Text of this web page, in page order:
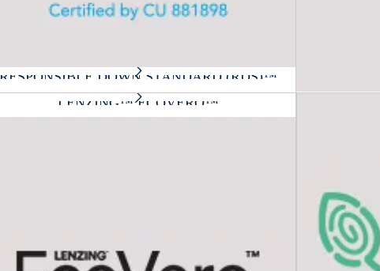
RESPONSIBLE DOWN STANDARD (RDS)™
LENZING™ ECOVERO™